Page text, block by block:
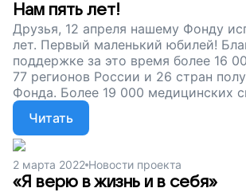
Нам пять лет!
Друзья, 12 апреля нашему Фонду
лет. Первый маленький юбилей!
поддержке за это время более 16
77 регионов России и 26 стран
Фонда. Более 19 000 медицинских
по всей стране приняли участие в
образовательных программах.
каждого из вас за доверие.
дальше, лучший подарок для нас –
Читать
2 марта 2022 Новости проекта
«Я верю в жизнь и в себя»